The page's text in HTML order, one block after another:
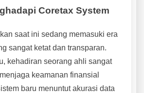
Coretax System
saat ini sedang memasuki era
sangat ketat dan transparan.
kehadiran seorang ahli sangat
keamanan finansial
baru menuntut akurasi data